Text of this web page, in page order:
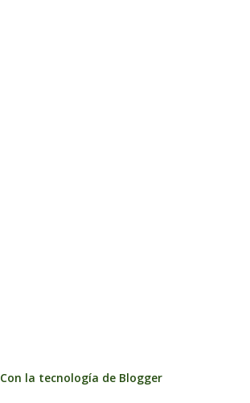
Con la tecnología de Blogger